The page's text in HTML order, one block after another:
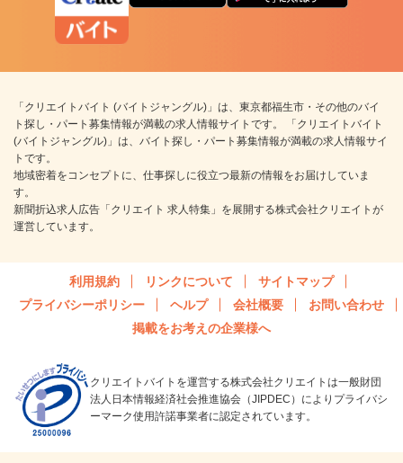
「クリエイトバイト (バイトジャングル)」は、東京都福生市・その他のバイ
ト探し・パート募集情報が満載の求人情報サイトです。 「クリエイトバイト
(バイトジャングル)」は、バイト探し・パート募集情報が満載の求人情報サイ
トです。
地域密着をコンセプトに、仕事探しに役立つ最新の情報をお届けしていま
す。
新聞折込求人広告「クリエイト 求人特集」を展開する株式会社クリエイトが
運営しています。
利用規約 リンクについて
サイトマップ
プライバシーポリシー
ヘルプ 会社概要
お問い合わせ
掲載をお考えの企業様へ
クリエイトバイトを運営する株式会社クリエイトは一般財団
法人日本情報経済社会推進協会（JIPDEC）によりプライバシ
ーマーク使用許諾事業者に認定されています。